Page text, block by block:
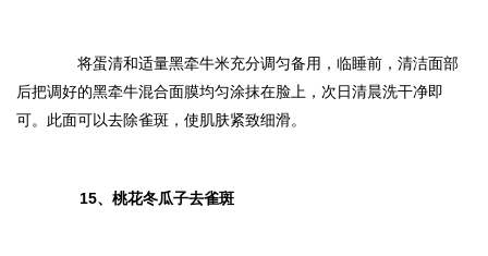
将蛋清和适量黑牵牛米充分调匀备用，临睡前，清洁面部
后把调好的黑牵牛混合面膜均匀涂抹在脸上，次日清晨洗干净即
可。此面可以去除雀斑，使肌肤紧致细滑。
15、桃花冬瓜子去雀斑